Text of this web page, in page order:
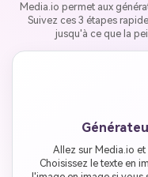
Media.io permet aux
Suivez ces 3 étapes
jusqu'à ce que la
Allez sur Media.io
Choisissez le texte en